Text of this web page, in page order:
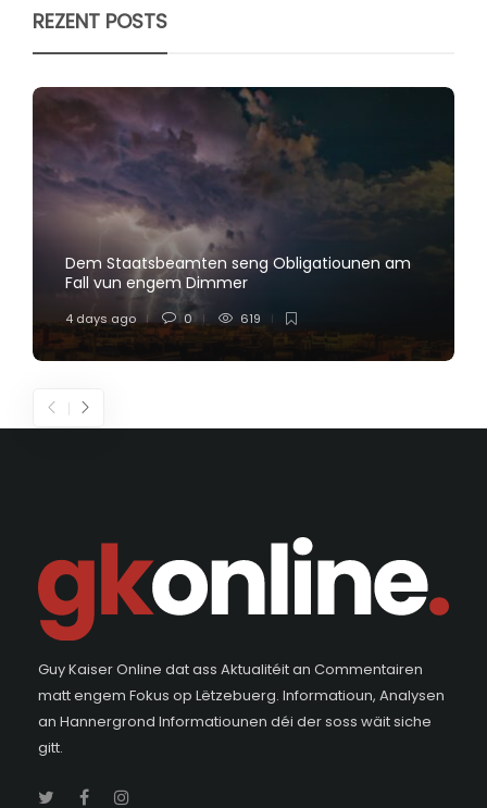
REZENT POSTS
Dem Staatsbeamten seng Obligatiounen am
Fall vun engem Dimmer
4 days ago 0 619
Guy Kaiser Online dat ass Aktualitéit an Commentairen
matt engem Fokus op Lëtzebuerg. Informatioun, Analysen
an Hannergrond Informatiounen déi der soss wäit siche
gitt.